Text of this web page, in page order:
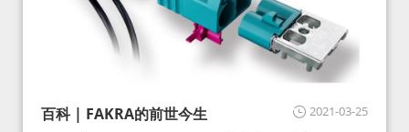
2021-03-25
百科 | FAKRA的前世今生